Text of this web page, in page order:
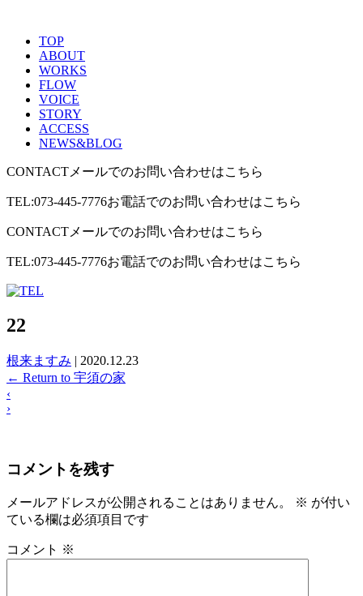
TOP
ABOUT
WORKS
FLOW
VOICE
STORY
ACCESS
NEWS&BLOG
CONTACT メールでのお問い合わせはこちら
TEL:073-445-7776お電話でのお問い合わせはこちら
CONTACT メールでのお問い合わせはこちら
TEL:073-445-7776お電話でのお問い合わせはこちら
22
根来ますみ | 2020.12.23
← Return to 宇須の家
‹
›
コメントを残す
メールアドレスが公開されることはありません。 ※ が付い
ている欄は必須項目です
コメント ※